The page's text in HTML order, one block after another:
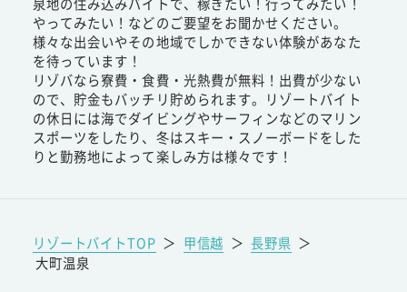
やってみたい！などのご要望をお聞かせください。
様々な出会いやその地域でしかできない体験があなた
を待っています！
リゾバなら寮費・食費・光熱費が無料！出費が少ない
ので、貯金もバッチリ貯められます。リゾートバイト
の休日には海でダイビングやサーフィンなどのマリン
スポーツをしたり、冬はスキー・スノーボードをした
りと勤務地によって楽しみ方は様々です！
リゾートバイトTOP ＞ 甲信越 ＞ 長野県 ＞
大町温泉